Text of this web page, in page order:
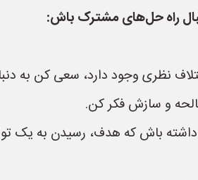
راه حل‌های مشترک باش:
نظری وجود دارد، سعی کن به
و سازش فکر کن.
داشته باش که هدف، رسیدن به یک